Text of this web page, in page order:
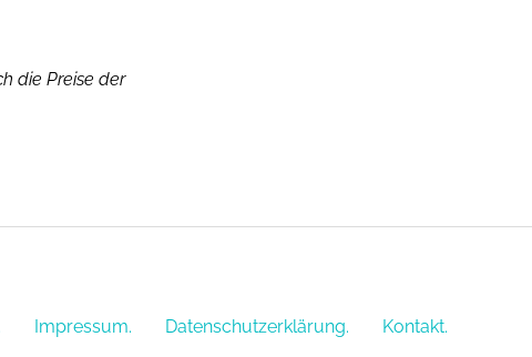
die Preise der
Impressum. Datenschutzerklärung. Kontakt.